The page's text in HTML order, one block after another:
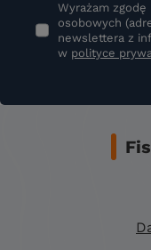
Wyrażam
osobowych
newslettera z
w polityce